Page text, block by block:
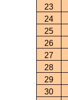
23
24
25
26
27
28
29
30